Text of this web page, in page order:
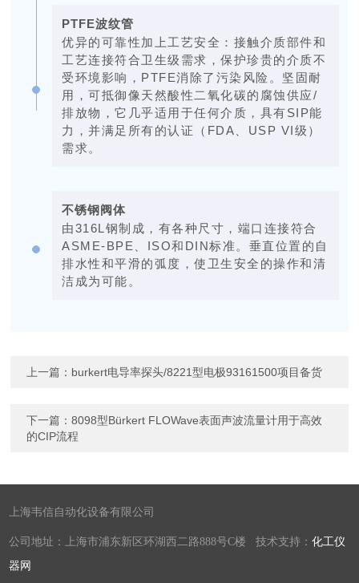
PTFE波纹管
优异的可靠性加上工艺安全：接触介质部件和
工艺连接符合卫生级需求，保护珍贵的介质不
受环境影响，PTFE消除了污染风险。坚固耐
用，可抵御像天然酸性二氧化碳的腐蚀供应/
排放物，它几乎适用于任何介质，具有SIP能
力，并满足所有的认证（FDA、USP VI级）
需求。
不锈钢阀体
由316L钢制成，有各种尺寸，端口连接符合
ASME-BPE、ISO和DIN标准。垂直位置的自
排水性和平滑的弧度，使卫生安全的操作和清
洁成为可能。
上一篇： burkert电导率探头/8221型电极93161500项目备货
下一篇：8098型Bürkert FLOWave表面声波流量计用于高效
的CIP流程
上海韦信自动化设备有限公司
公司地址：上海市浦东新区环湖西二路888号C楼 技术支持：化工仪
器网